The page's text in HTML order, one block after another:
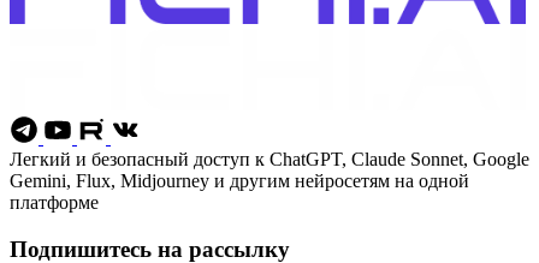
Легкий и безопасный доступ к ChatGPT, Claude Sonnet, Google
Gemini, Flux, Midjourney и другим нейросетям на одной
платформе
Подпишитесь на рассылку